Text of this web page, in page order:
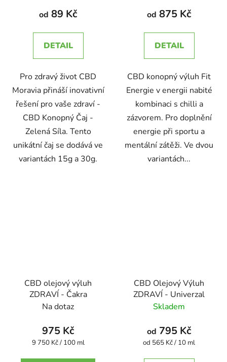
od 89 Kč
DETAIL
Pro zdravý život CBD
Moravia přináší inovativní
řešení pro vaše zdraví -
CBD Konopný Čaj -
Zelená Síla. Tento
unikátní čaj se dodává ve
variantách 15g a 30g.
od 875 Kč
DETAIL
CBD konopný výluh Fit
Energie v energii nabité
kombinaci s chilli a
zázvorem. Pro doplnění
energie při sportu a
mentální zátěži. Ve dvou
variantách...
CBD olejový výluh
ZDRAVÍ - Čakra
Na dotaz
975 Kč
Měrná
9 750 Kč / 100 ml
CBD Olejový Výluh
ZDRAVÍ - Univerzal
Skladem
od 795 Kč
Měrná
od 565 Kč / 10 ml